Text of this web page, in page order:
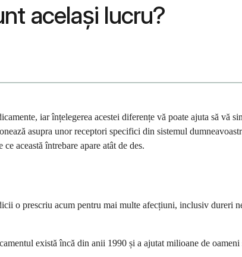
același lucru?
iar înțelegerea acestei diferențe vă poate ajuta să vă
asupra unor receptori specifici din sistemul
această întrebare apare atât de des.
o prescriu acum pentru mai multe afecțiuni, inclusiv dureri
există încă din anii 1990 și a ajutat milioane de